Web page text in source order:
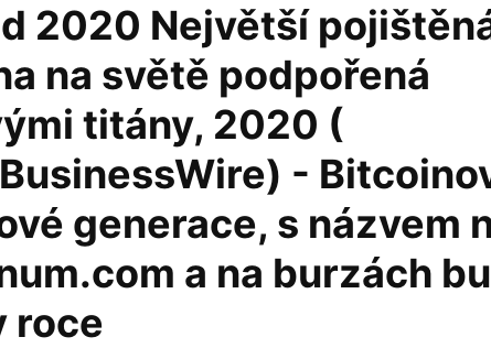
2020 Největší
na světě podpořená
titány, 2020 (
BusinessWire) -
generace, s názvem
a na burzách
roce